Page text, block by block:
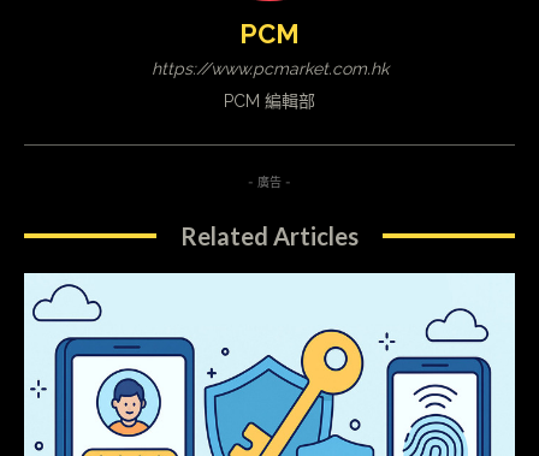
PCM
https://www.pcmarket.com.hk
PCM 編輯部
- 廣告 -
Related Articles